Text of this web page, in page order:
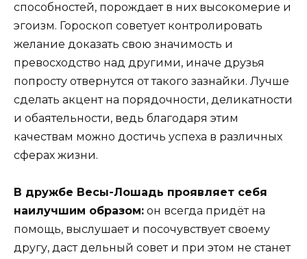
способностей, порождает в них высокомерие и
эгоизм. Гороскоп советует контролировать
желание доказать свою значимость и
превосходство над другими, иначе друзья
попросту отвернутся от такого зазнайки. Лучше
сделать акцент на порядочности, деликатности
и обаятельности, ведь благодаря этим
качествам можно достичь успеха в различных
сферах жизни.
В дружбе Весы-Лошадь проявляет себя
наилучшим образом: он всегда придёт на
помощь, выслушает и посочувствует своему
другу, даст дельный совет и при этом не станет